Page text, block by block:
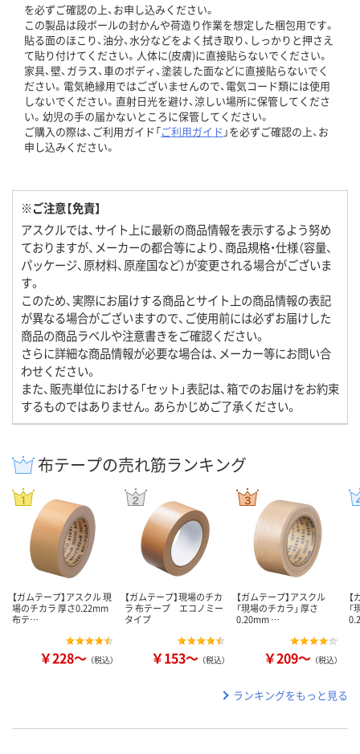
を必ずご確認の上、お申し込みください。
この製品は段ボールの封かんや荷造り作業を想定した梱包用です。
貼る面のほこり、油分、水分などをよく拭き取り、しっかりと押さえ
て貼り付けてください。人体に(皮膚)に直接貼らないでください。
家具、壁、ガラス、車のボディ、塗装した面などに直接貼らないでく
ださい。電気絶縁用ではございませんので、電気コード類には使用
しないでください。直射日光を避け、涼しい場所に保管してくださ
い。幼児の手の届かないところに保管してください。
ご購入の際は、ご利用ガイド「ご利用ガイド 」を必ずご確認の上、お
申し込みください。
※ご注意【免責】
アスクルでは、サイト上に最新の商品情報を表示するよう努め
ておりますが、メーカーの都合等により、商品規格・仕様（容量、
パッケージ、原材料、原産国など）が変更される場合がございま
す。
このため、実際にお届けする商品とサイト上の商品情報の表記
が異なる場合がございますので、ご使用前には必ずお届けした
商品の商品ラベルや注意書きをご確認ください。
さらに詳細な商品情報が必要な場合は、メーカー等にお問い合
わせください。
また、販売単位における「セット」表記は、箱でのお届けをお約束
するものではありません。あらかじめご了承ください。
布テープの売れ筋ランキング
【ガムテープ】アスクル 現
場のチカラ 厚さ0.22mm
布テ…
￥228～ （税込）
【ガムテープ】現場のチカ
ラ 布テープ エコノミー
タイプ
￥153～ （税込）
【ガムテープ】アスクル
「現場のチカラ」 厚さ
0.20mm …
￥209～ （税込）
ランキングをもっと見る